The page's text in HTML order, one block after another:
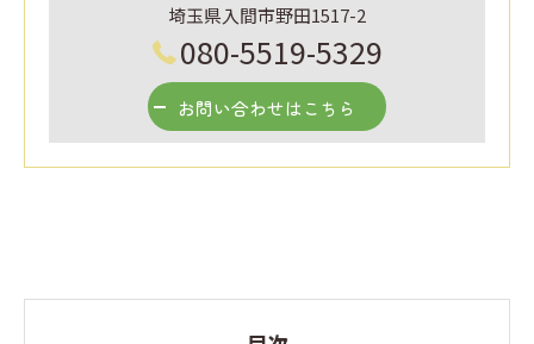
埼玉県入間市野田1517-2
080-5519-5329
お問い合わせはこちら